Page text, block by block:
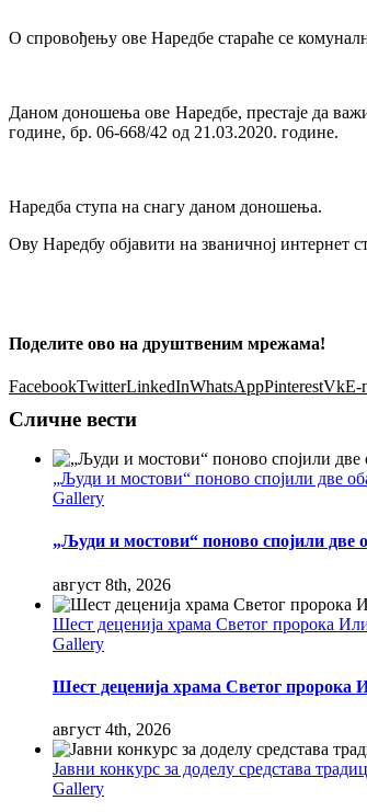
О спровођењу ове Наредбе стараће се
Даном доношења ове Наредбе, престаје да
године, бр. 06-668/42 од 21.03.2020. године.
Наредба ступа на снагу даном доношења.
Ову Наредбу објавити на званичној
Поделите ово на друштвеним мрежама!
FacebookTwitterLinkedInWhatsAppPinterestVkЕ-
Сличне вести
„Људи и мостови“ поново спојили две
Gallery
„Људи и мостови“ поново спојили две
август 8th, 2026
Шест деценија храма Светог пророка
Gallery
Шест деценија храма Светог пророка
август 4th, 2026
Јавни конкурс за доделу средстава
Gallery